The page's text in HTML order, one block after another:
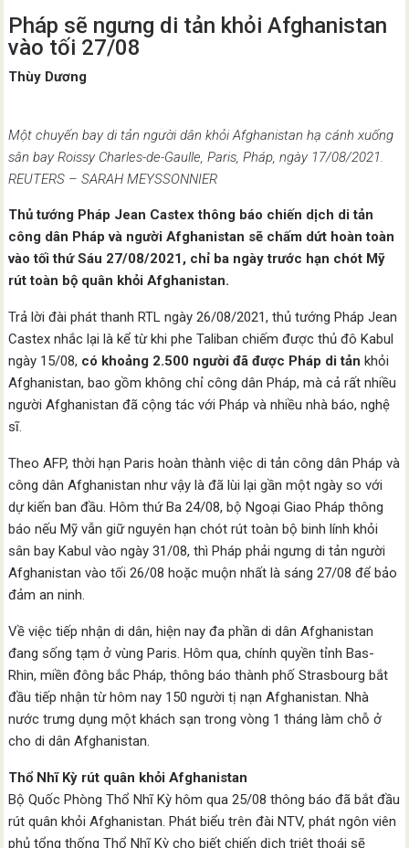
Pháp sẽ ngưng di tản khỏi Afghanistan
vào tối 27/08
Thùy Dương
Một chuyến bay di tản người dân khỏi Afghanistan hạ cánh xuống
sân bay Roissy Charles-de-Gaulle, Paris, Pháp, ngày 17/08/2021.
REUTERS – SARAH MEYSSONNIER
Thủ tướng Pháp Jean Castex thông báo chiến dịch di tản
công dân Pháp và người Afghanistan sẽ chấm dứt hoàn toàn
vào tối thứ Sáu 27/08/2021, chỉ ba ngày trước hạn chót Mỹ
rút toàn bộ quân khỏi Afghanistan.
Trả lời đài phát thanh RTL ngày 26/08/2021, thủ tướng Pháp Jean
Castex nhắc lại là kể từ khi phe Taliban chiếm được thủ đô Kabul
ngày 15/08, có khoảng 2.500 người đã được Pháp di tản khỏi
Afghanistan, bao gồm không chỉ công dân Pháp, mà cả rất nhiều
người Afghanistan đã cộng tác với Pháp và nhiều nhà báo, nghệ
sĩ.
Theo AFP, thời hạn Paris hoàn thành việc di tản công dân Pháp và
công dân Afghanistan như vậy là đã lùi lại gần một ngày so với
dự kiến ban đầu. Hôm thứ Ba 24/08, bộ Ngoại Giao Pháp thông
báo nếu Mỹ vẫn giữ nguyên hạn chót rút toàn bộ binh lính khỏi
sân bay Kabul vào ngày 31/08, thì Pháp phải ngưng di tản người
Afghanistan vào tối 26/08 hoặc muộn nhất là sáng 27/08 để bảo
đảm an ninh.
Về việc tiếp nhận di dân, hiện nay đa phần di dân Afghanistan
đang sống tạm ở vùng Paris. Hôm qua, chính quyền tỉnh Bas-
Rhin, miền đông bắc Pháp, thông báo thành phố Strasbourg bắt
đầu tiếp nhận từ hôm nay 150 người tị nạn Afghanistan. Nhà
nước trưng dụng một khách sạn trong vòng 1 tháng làm chỗ ở
cho di dân Afghanistan.
Thổ Nhĩ Kỳ rút quân khỏi Afghanistan
Bộ Quốc Phòng Thổ Nhĩ Kỳ hôm qua 25/08 thông báo đã bắt đầu
rút quân khỏi Afghanistan. Phát biểu trên đài NTV, phát ngôn viên
phủ tổng thống Thổ Nhĩ Kỳ cho biết chiến dịch triệt thoái sẽ